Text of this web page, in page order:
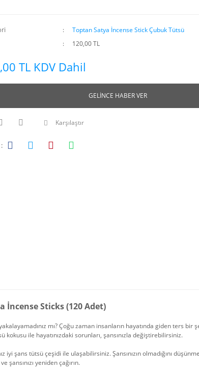
Toptan Satya İncense Stick Çubuk Tütsü
120,00 TL
TL KDV Dahil
GELİNCE HABER VER
Karşılaştır
İncense Sticks (120 Adet)
mı? Çoğu zaman insanların hayatında giden ters bir
kokusu ile hayatınızdaki sorunları, şansınızla değiştirebilirsiniz.
şans tütsü çeşidi ile ulaşabilirsiniz. Şansınızın olmadığını
yeniden çağırın.